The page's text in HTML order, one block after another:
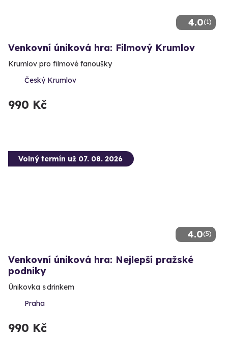
4.0(1)
Venkovní úniková hra: Filmový Krumlov
Krumlov pro filmové fanoušky
Český Krumlov
990 Kč
4.0(5)
Volný termín už 07. 08. 2026
Venkovní úniková hra: Nejlepší pražské
podniky
Únikovka s drinkem
Praha
990 Kč